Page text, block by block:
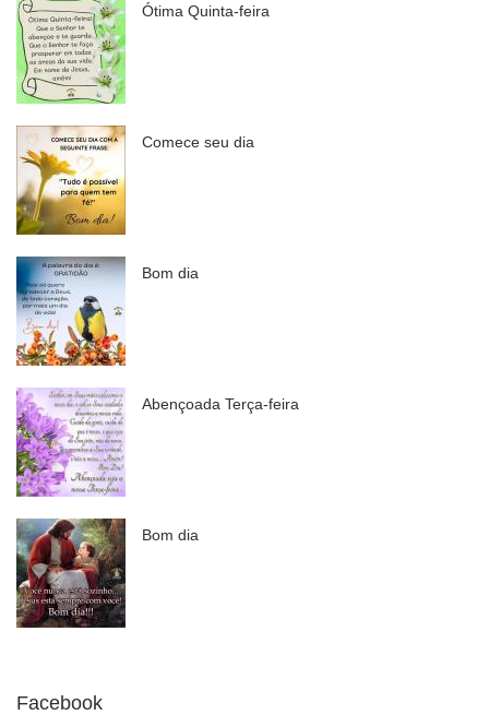
Ótima Quinta-feira
Comece seu dia
Bom dia
Abençoada Terça-feira
Bom dia
Facebook